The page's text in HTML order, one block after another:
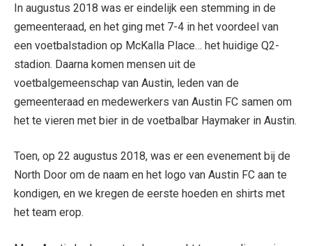
In augustus 2018 was er eindelijk een stemming in de
gemeenteraad, en het ging met 7-4 in het voordeel van
een voetbalstadion op McKalla Place… het huidige Q2-
stadion. Daarna komen mensen uit de
voetbalgemeenschap van Austin, leden van de
gemeenteraad en medewerkers van Austin FC samen om
het te vieren met bier in de voetbalbar Haymaker in Austin.
Toen, op 22 augustus 2018, was er een evenement bij de
North Door om de naam en het logo van Austin FC aan te
kondigen, en we kregen de eerste hoeden en shirts met
het team erop.